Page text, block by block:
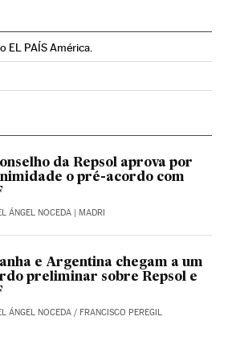
EL PAÍS América.
en Twitter
Brasil en Instagram
País Brasil en Facebook
da Repsol aprova por
o pré-acordo com
ÁNGEL NOCEDA | MADRI
e Argentina chegam a um
preliminar sobre Repsol e
ÁNGEL NOCEDA / FRANCISCO PEREGIL